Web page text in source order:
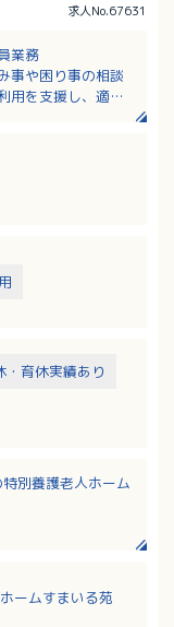
求人No.67631
業務
事や困り事の相談
用を支援し、適切
・育休実績あり
別養護老人ホーム
ームすまいる苑